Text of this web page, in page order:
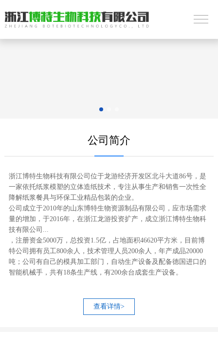
公司简介
浙江博特生物科技有限公司位于龙游经济开发区北斗大道86号，是
一家依托纸浆模塑的立体造纸技术，专注从事生产和销售一次性全
降解纸浆餐具与环保工业精品包装的企业。
公司成立于2010年的山东博特生物资源制品有限公司，应市场需求
量的增加，于2016年，在浙江龙游投资扩产，成立浙江博特生物科
技有限公司...
，注册资金5000万，总投资1.5亿，占地面积46620平方米，目前博
特公司拥有员工800余人，技术管理人员200余人，年产成品20000
吨；公司有自己的模具加工部门，自动生产设备及配备德国进口的
智能机械手，共有18条生产线，有200余台成套生产设备。
查看详情>